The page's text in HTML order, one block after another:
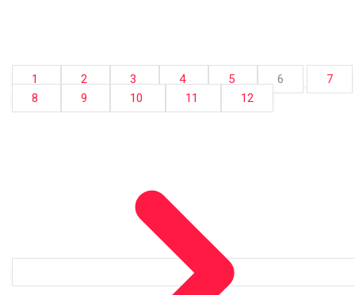
1 2 3 4 5 6
7
8
9 10 11 12